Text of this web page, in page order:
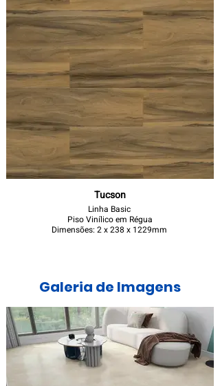
Tucson
Linha Basic
Piso Vinílico em Régua
Dimensões: 2 x 238 x 1229mm
Galeria de Imagens